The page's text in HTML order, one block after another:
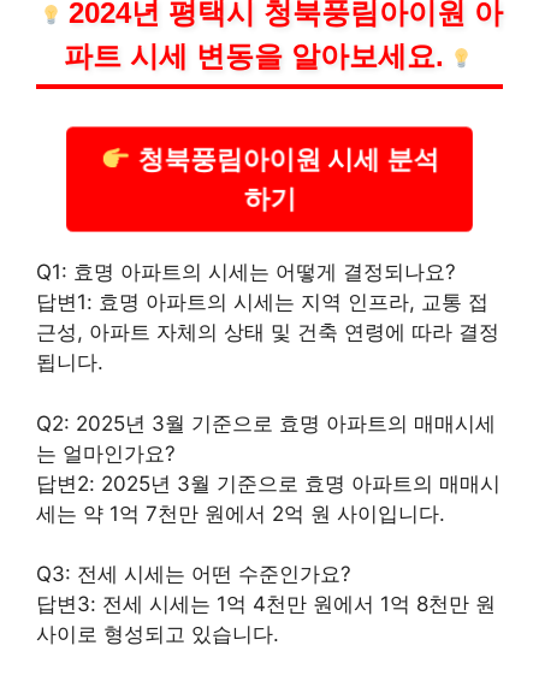
2024년 평택시 청북풍림아이원 아
파트 시세 변동을 알아보세요.
청북풍림아이원 시세 분석
하기
Q1: 효명 아파트의 시세는 어떻게 결정되나요?
답변1: 효명 아파트의 시세는 지역 인프라, 교통 접
근성, 아파트 자체의 상태 및 건축 연령에 따라 결정
됩니다.
Q2: 2025년 3월 기준으로 효명 아파트의 매매시세
는 얼마인가요?
답변2: 2025년 3월 기준으로 효명 아파트의 매매시
세는 약 1억 7천만 원에서 2억 원 사이입니다.
Q3: 전세 시세는 어떤 수준인가요?
답변3: 전세 시세는 1억 4천만 원에서 1억 8천만 원
사이로 형성되고 있습니다.